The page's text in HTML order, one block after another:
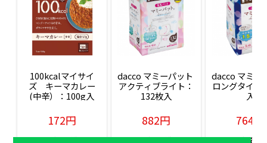
100kcalマイサイ
ズ　キーマカレー
(中辛）：100g入
172円
販売価格(税込)
dacco マミーパット
アクティブライト：
132枚入
882円
販売価格(税込)
dacco マミー
ロングタイム
入
764円
販売価格(税